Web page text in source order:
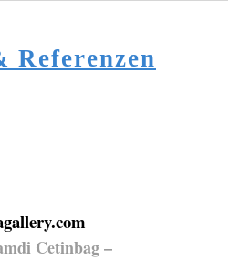
Referenzen
Cetinbag –